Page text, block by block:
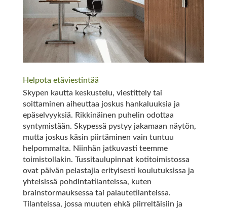
Helpota etäviestintää
Skypen kautta keskustelu, viestittely tai
soittaminen aiheuttaa joskus hankaluuksia ja
epäselvyyksiä. Rikkinäinen puhelin odottaa
syntymistään. Skypessä pystyy jakamaan näytön,
mutta joskus käsin piirtäminen vain tuntuu
helpommalta. Niinhän jatkuvasti teemme
toimistollakin. Tussitaulupinnat kotitoimistossa
ovat päivän pelastajia erityisesti koulutuksissa ja
yhteisissä pohdintatilanteissa, kuten
brainstormauksessa tai palautetilanteissa.
Tilanteissa, jossa muuten ehkä piirreltäisiin ja